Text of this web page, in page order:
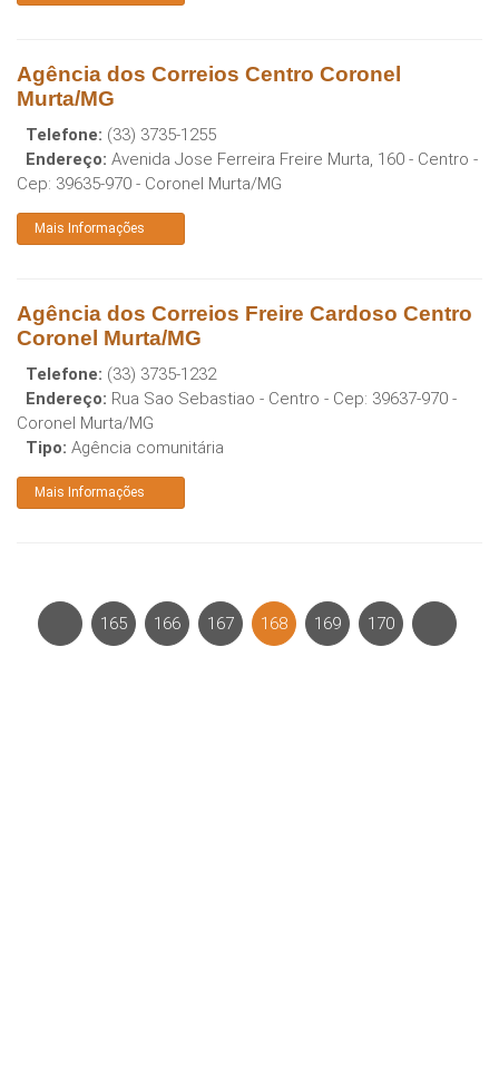
Agência dos Correios Centro Coronel
Murta/MG
Telefone: (33) 3735-1255
Endereço: Avenida Jose Ferreira Freire Murta, 160 - Centro -
Cep: 39635-970 - Coronel Murta/MG
Mais Informações
Agência dos Correios Freire Cardoso Centro
Coronel Murta/MG
Telefone: (33) 3735-1232
Endereço: Rua Sao Sebastiao - Centro - Cep: 39637-970 -
Coronel Murta/MG
Tipo: Agência comunitária
Mais Informações
165 166 167 168 169 170